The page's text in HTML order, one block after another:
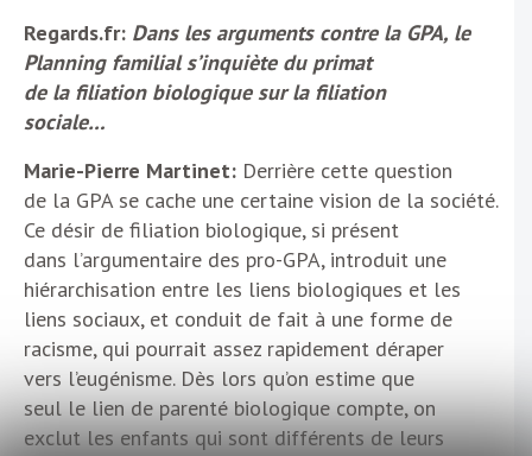
Regards.fr: Dans les arguments contre la GPA, le
Planning familial s’inquiète du primat
de la filiation biologique sur la filiation
sociale…
Marie-Pierre Martinet: Derrière cette question
de la GPA se cache une certaine vision de la société.
Ce désir de filiation biologique, si présent
dans l’argumentaire des pro-GPA, introduit une
hiérarchisation entre les liens biologiques et les
liens sociaux, et conduit de fait à une forme de
racisme, qui pourrait assez rapidement déraper
vers l’eugénisme. Dès lors qu’on estime que
seul le lien de parenté biologique compte, on
exclut les enfants qui sont différents de leurs